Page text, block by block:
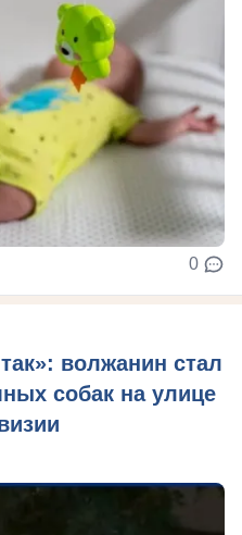
0
волжанин стал
собак на улице